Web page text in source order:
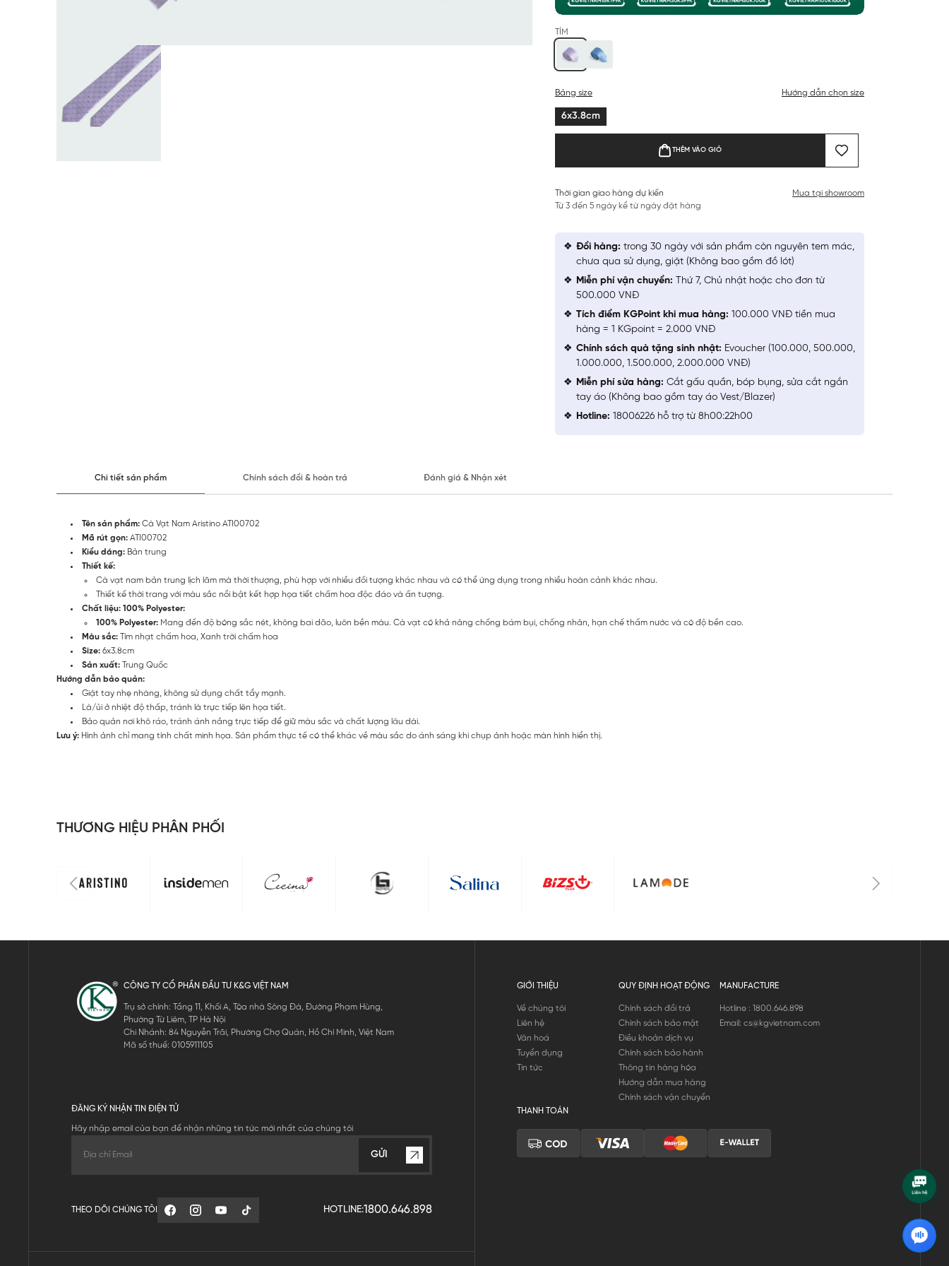
TÍM
Bảng size Hướng dẫn chọn size
6x3.8cm
THÊM VÀO GIỎ
Thời gian giao hàng dự kiến
Từ 3 đến 5 ngày kể từ ngày đặt hàng
Mua tại showroom
Đổi hàng: trong 30 ngày với sản phẩm còn nguyên tem mác,
chưa qua sử dụng, giặt (Không bao gồm đồ lót)
Miễn phí vận chuyển: Thứ 7, Chủ nhật hoặc cho đơn từ
500.000 VNĐ
Tích điểm KGPoint khi mua hàng: 100.000 VNĐ tiền mua
hàng = 1 KGpoint = 2.000 VNĐ
Chính sách quà tặng sinh nhật: Evoucher (100.000, 500.000,
1.000.000, 1.500.000, 2.000.000 VNĐ)
Miễn phí sửa hàng: Cắt gấu quần, bóp bụng, sửa cắt ngắn
tay áo (Không bao gồm tay áo Vest/Blazer)
Hotline: 18006226 hỗ trợ từ 8h00:22h00
Chi tiết sản phẩm Chính sách đổi & hoàn trả Đánh giá & Nhận xét
Tên sản phẩm: Cà Vạt Nam Aristino ATI00702
Mã rút gọn: ATI00702
Kiểu dáng: Bản trung
Thiết kế:
Cà vạt nam bản trung lịch lãm mà thời thượng, phù hợp với nhiều đối tượng khác nhau và có thể ứng dụng trong nhiều hoàn cảnh khác nhau.
Thiết kế thời trang với màu sắc nổi bật kết hợp họa tiết chấm hoa độc đáo và ấn tượng.
Chất liệu: 100% Polyester:
100% Polyester: Mang đến độ bóng sắc nét, không bai dão, luôn bền màu. Cà vạt có khả năng chống bám bụi, chống nhăn, hạn chế thấm nước và có độ bền cao.
Màu sắc: Tím nhạt chấm hoa, Xanh trời chấm hoa
Size: 6x3.8cm
Sản xuất: Trung Quốc
Hướng dẫn bảo quản:
Giặt tay nhẹ nhàng, không sử dụng chất tẩy mạnh.
Là/ủi ở nhiệt độ thấp, tránh là trực tiếp lên họa tiết.
Bảo quản nơi khô ráo, tránh ánh nắng trực tiếp để giữ màu sắc và chất lượng lâu dài.
Lưu ý: Hình ảnh chỉ mang tính chất minh họa. Sản phẩm thực tế có thể khác về màu sắc do ánh sáng khi chụp ảnh hoặc màn hình hiển thị.
THƯƠNG HIỆU PHÂN PHỐI
CÔNG TY CỔ PHẦN ĐẦU TƯ K&G VIỆT NAM
Trụ sở chính: Tầng 11, Khối A, Tòa nhà Sông Đà, Đường Phạm Hùng,
Phường Từ Liêm, TP Hà Nội
Chi Nhánh: 84 Nguyễn Trãi, Phường Chợ Quán, Hồ Chí Minh, Việt Nam
Mã số thuế: 0105911105
ĐĂNG KÝ NHẬN TIN ĐIỆN TỬ
Hãy nhập email của bạn để nhận những tin tức mới nhất của chúng tôi
GỬI
THEO DÕI CHÚNG TÔI HOTLINE:1800.646.898
GIỚI THIỆU
Về chúng tôi
Liên hệ
Văn hoá
Tuyển dụng
Tin tức
QUY ĐỊNH HOẠT ĐỘNG
Chính sách đổi trả
Chính sách bảo mật
Điều khoản dịch vụ
Chính sách bảo hành
Thông tin hàng hóa
Hướng dẫn mua hàng
Chính sách vận chuyển
MANUFACTURE
Hotline : 1800.646.898
Email: cs@kgvietnam.com
THANH TOÁN